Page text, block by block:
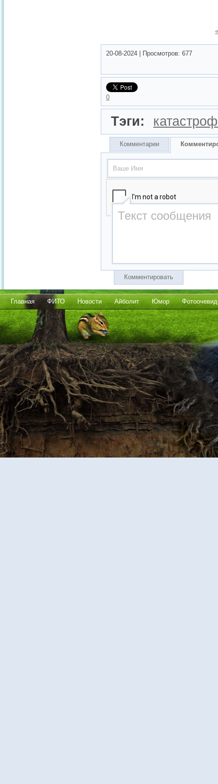
20-08-2024 Просмотров: 677
0
Тэги:
Комментарии
Комментировать
Главная ФИТО Новости Айболит Юмор